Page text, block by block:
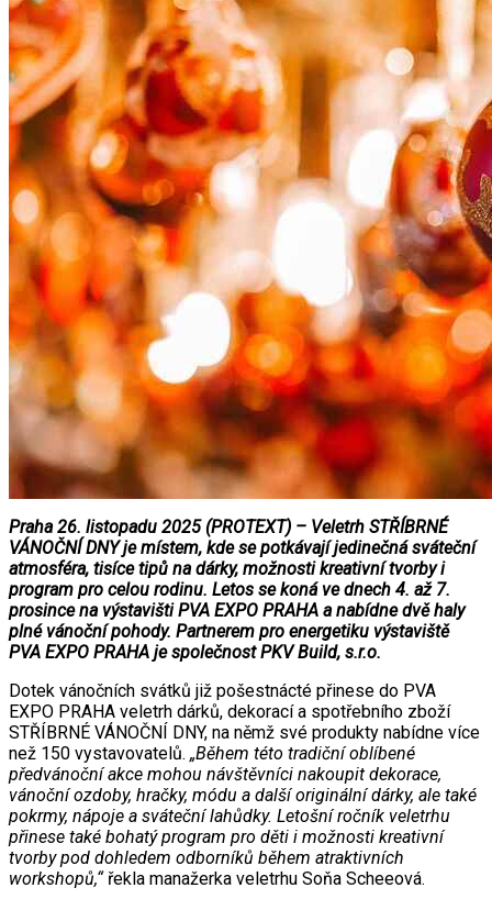
Praha 26. listopadu 2025 (PROTEXT) – Veletrh STŘÍBRNÉ
VÁNOČNÍ DNY je místem, kde se potkávají jedinečná sváteční
atmosféra, tisíce tipů na dárky, možnosti kreativní tvorby i
program pro celou rodinu. Letos se koná ve dnech 4. až 7.
prosince na výstavišti PVA EXPO PRAHA a nabídne dvě haly
plné vánoční pohody. Partnerem pro energetiku výstaviště
PVA EXPO PRAHA je společnost PKV Build, s.r.o.
Dotek vánočních svátků již pošestnácté přinese do PVA
EXPO PRAHA veletrh dárků, dekorací a spotřebního zboží
STŘÍBRNÉ VÁNOČNÍ DNY, na němž své produkty nabídne více
než 150 vystavovatelů. „Během této tradiční oblíbené
předvánoční akce mohou návštěvníci nakoupit dekorace,
vánoční ozdoby, hračky, módu a další originální dárky, ale také
pokrmy, nápoje a sváteční lahůdky. Letošní ročník veletrhu
přinese také bohatý program pro děti i možnosti kreativní
tvorby pod dohledem odborníků během atraktivních
workshopů,“řekla manažerka veletrhu Soňa Scheeová.